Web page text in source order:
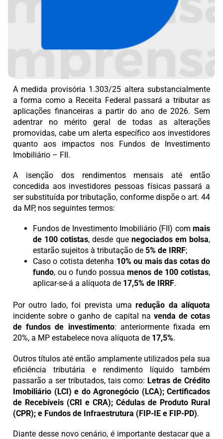
A medida provisória 1.303/25 altera substancialmente
a forma como a Receita Federal passará a tributar as
aplicações financeiras a partir do ano de 2026. Sem
adentrar no mérito geral de todas as alterações
promovidas, cabe um alerta específico aos investidores
quanto aos impactos nos Fundos de Investimento
Imobiliário – FII.
A isenção dos rendimentos mensais até então
concedida aos investidores pessoas físicas passará a
ser substituída por tributação, conforme dispõe o art. 44
da MP, nos seguintes termos:
Fundos de Investimento Imobiliário (FII) com mais
de 100 cotistas, desde que negociados em bolsa,
estarão sujeitos à tributação de 5% de IRRF;
Caso o cotista detenha 10% ou mais das cotas do
fundo, ou o fundo possuamenos de 100 cotistas,
aplicar-se-á a alíquota de 17,5% de IRRF.
Por outro lado, foi prevista umaredução da alíquota
incidente sobre o ganho de capital na venda de cotas
de fundos de investimento: anteriormente fixada em
20%, a MP estabelece nova alíquota de 17,5%.
Outros títulos até então amplamente utilizados pela sua
eficiência tributária e rendimento líquido também
passarão a ser tributados, tais como: Letras de Crédito
Imobiliário (LCI) e do Agronegócio (LCA); Certificados
de Recebíveis (CRI e CRA); Cédulas de Produto Rural
(CPR); e Fundos de Infraestrutura (FIP-IE e FIP-PD).
Diante desse novo cenário, é importante destacar que a